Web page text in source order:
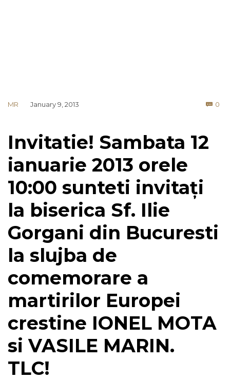
MR January 9, 2013  0
Invitatie! Sambata 12
ianuarie 2013 orele
10:00 sunteti invitați
la biserica Sf. Ilie
Gorgani din Bucuresti
la slujba de
comemorare a
martirilor Europei
crestine IONEL MOTA
si VASILE MARIN.
TLC!